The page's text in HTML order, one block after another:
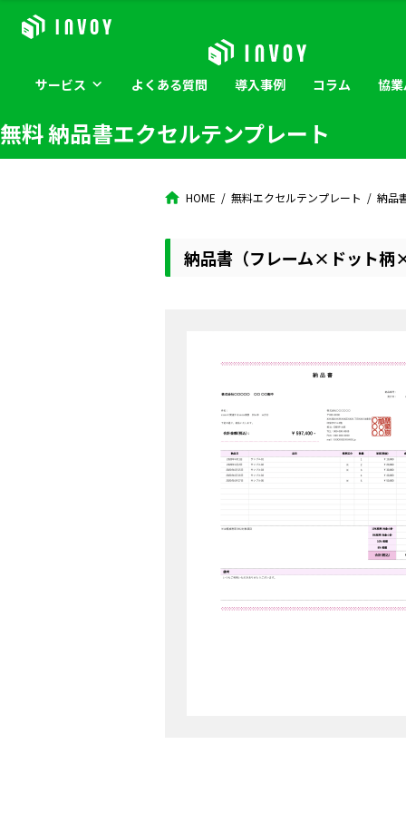
サービス よくある質問 導入事例 コラム 協
無料 納品書エクセルテンプレート
HOME 無料エクセルテンプレート 納品
納品書（フレーム×ドット柄×